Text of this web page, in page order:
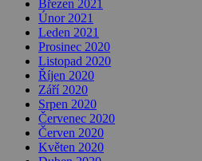
Březen 2021
Únor 2021
Leden 2021
Prosinec 2020
Listopad 2020
Říjen 2020
Září 2020
Srpen 2020
Červenec 2020
Červen 2020
Květen 2020